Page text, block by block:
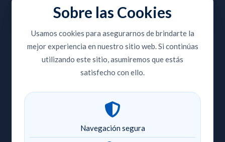
EXT. 414
33 3810 9353|33 3810 8420
CENTRO PLAZA:
55 5521 1241 |55 5510 9766
55 5521 1246|55 5510 4175
Sobre las Cookies
Usamos cookies para asegurarnos de brindarte la
mejor experiencia en nuestro sitio web. Si continúas
utilizando este sitio, asumiremos que estás
satisfecho con ello.
Navegación segura